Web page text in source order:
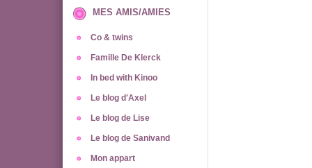
MES AMIS/AMIES
Co & twins
Famille De Klerck
In bed with Kinoo
Le blog d'Axel
Le blog de Lise
Le blog de Sanivand
Mon appart